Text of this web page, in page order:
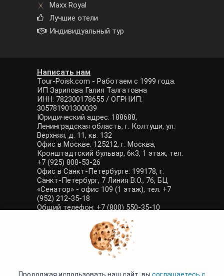
Maxx Royal
Лучшие отели
Индивидуальный тур
Написать нам
Tour-Poisk.com - Работаем с 1999 года.
ИП Зарипова Галия Талгатовна
ИНН: 782300178655 / ОГРНИП:
305781901300039
Юридический адрес: 188688,
Ленинградская область, г. Колтуши, ул.
Верхняя, д. 11, кв. 132
Офис в Москве: 125212, г. Москва,
Кронштадтский бульвар, 6к3, 1 этаж, тел.
+7 (925) 808-53-26
Офис в Санкт-Петербурге: 199178, г.
Санкт-Петербург, 7 Линия В.О., 76, БЦ
«Сенатор» - офис 109 (1 этаж), тел. +7
(952) 212-35-18
Общий телефон: +7 (800) 550-35-10
E-mail: manager@tour-poisk.com (общие
вопросы), admin@tour-poisk.com (жалобы)
Номер в Общероссийском реестре
туристических агентств: РТА 0003424
Политика конфиденциальности